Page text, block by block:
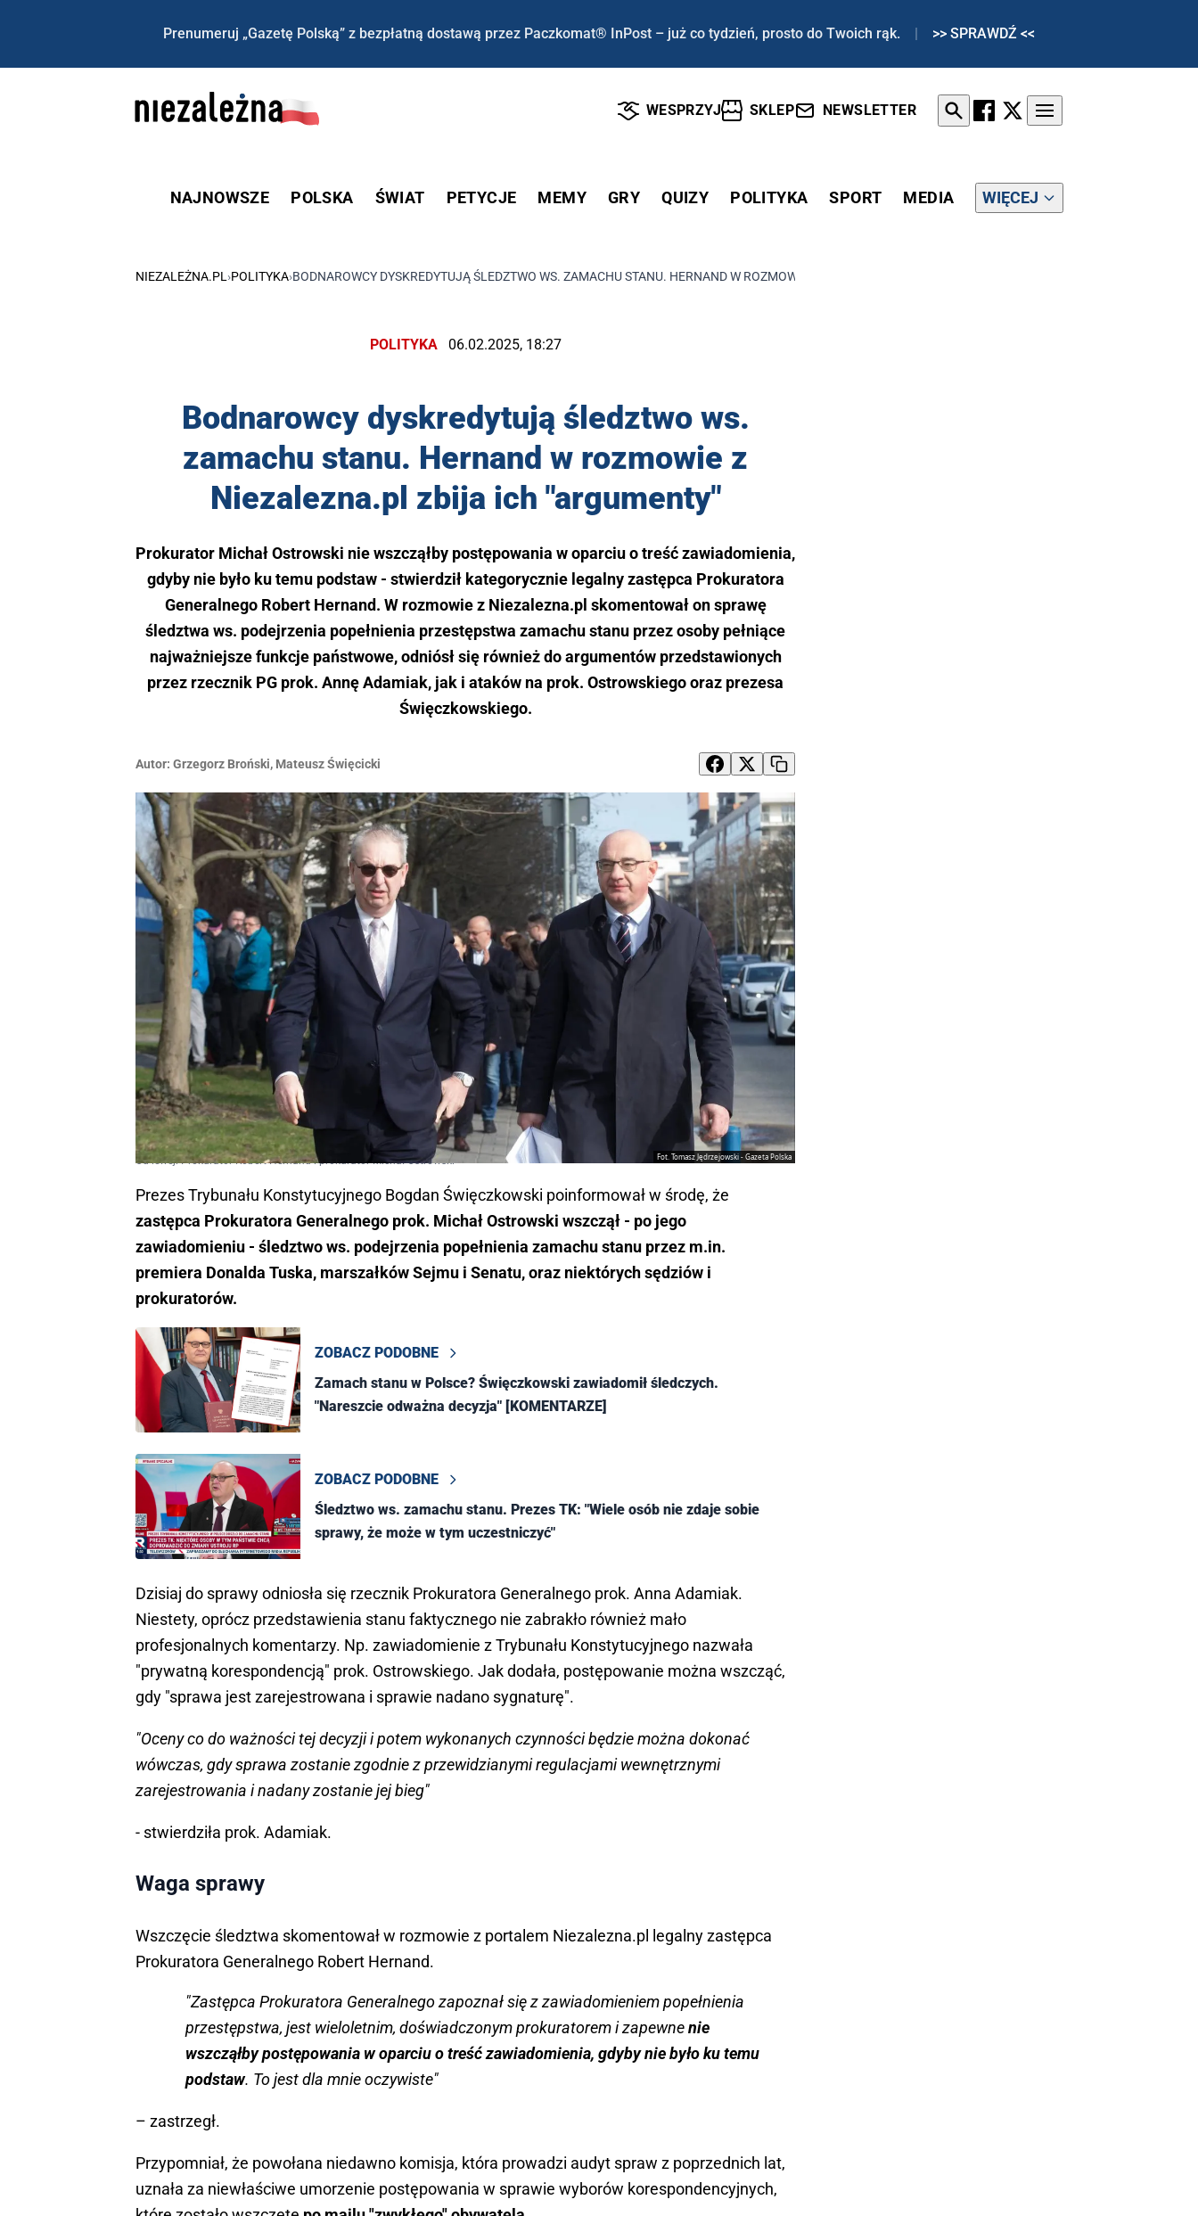
Prenumeruj „Gazetę Polską” z bezpłatną dostawą przez Paczkomat® InPost – już co tydzień, prosto do Twoich rąk. | >> SPRAWDŹ <<
WESPRZYJ SKLEP NEWSLETTER
NAJNOWSZE POLSKA ŚWIAT PETYCJE MEMY GRY QUIZY POLITYKA SPORT MEDIA WIĘCEJ
NIEZALEŻNA.PL ›POLITYKA›BODNAROWCY DYSKREDYTUJĄ ŚLEDZTWO WS. ZAMACHU STANU. HERNAND W ROZMOWIE Z NIEZALEZNA.PL ZBIJA ICH "ARGUMENTY"
POLITYKA 06.02.2025, 18:27
Bodnarowcy dyskredytują śledztwo ws.
zamachu stanu. Hernand w rozmowie z
Niezalezna.pl zbija ich "argumenty"
Prokurator Michał Ostrowski nie wszcząłby postępowania w oparciu o treść zawiadomienia,
gdyby nie było ku temu podstaw - stwierdził kategorycznie legalny zastępca Prokuratora
Generalnego Robert Hernand. W rozmowie z Niezalezna.pl skomentował on sprawę
śledztwa ws. podejrzenia popełnienia przestępstwa zamachu stanu przez osoby pełniące
najważniejsze funkcje państwowe, odniósł się również do argumentów przedstawionych
przez rzecznik PG prok. Annę Adamiak, jak i ataków na prok. Ostrowskiego oraz prezesa
Święczkowskiego.
Autor: Grzegorz Broński, Mateusz Święcicki
Fot. Tomasz Jędrzejowski - Gazeta Polska
Od lewej: Prokurator Robert Hernand i prokurator Michał Ostrowski
Prezes Trybunału Konstytucyjnego Bogdan Święczkowski poinformował w środę, że
zastępca Prokuratora Generalnego prok. Michał Ostrowski wszczął - po jego
zawiadomieniu - śledztwo ws. podejrzenia popełnienia zamachu stanu przez m.in.
premiera Donalda Tuska, marszałków Sejmu i Senatu, oraz niektórych sędziów i
prokuratorów.
ZOBACZ PODOBNE
Zamach stanu w Polsce? Święczkowski zawiadomił śledczych.
"Nareszcie odważna decyzja" [KOMENTARZE]
ZOBACZ PODOBNE
Śledztwo ws. zamachu stanu. Prezes TK: "Wiele osób nie zdaje sobie
sprawy, że może w tym uczestniczyć"
Dzisiaj do sprawy odniosła się rzecznik Prokuratora Generalnego prok. Anna Adamiak.
Niestety, oprócz przedstawienia stanu faktycznego nie zabrakło również mało
profesjonalnych komentarzy. Np. zawiadomienie z Trybunału Konstytucyjnego nazwała
"prywatną korespondencją" prok. Ostrowskiego. Jak dodała, postępowanie można wszcząć,
gdy "sprawa jest zarejestrowana i sprawie nadano sygnaturę".
"Oceny co do ważności tej decyzji i potem wykonanych czynności będzie można dokonać
wówczas, gdy sprawa zostanie zgodnie z przewidzianymi regulacjami wewnętrznymi
zarejestrowania i nadany zostanie jej bieg"
- stwierdziła prok. Adamiak.
Waga sprawy
Wszczęcie śledztwa skomentował w rozmowie z portalem Niezalezna.pl legalny zastępca
Prokuratora Generalnego Robert Hernand.
"Zastępca Prokuratora Generalnego zapoznał się z zawiadomieniem popełnienia
przestępstwa, jest wieloletnim, doświadczonym prokuratorem i zapewnenie
wszcząłby postępowania w oparciu o treść zawiadomienia, gdyby nie było ku temu
podstaw. To jest dla mnie oczywiste"
– zastrzegł.
Przypomniał, że powołana niedawno komisja, która prowadzi audyt spraw z poprzednich lat,
uznała za niewłaściwe umorzenie postępowania w sprawie wyborów korespondencyjnych,